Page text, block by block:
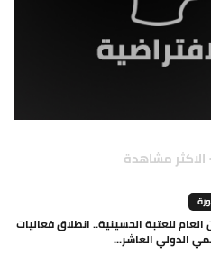
الاكثر مشاهدة
العام للعتبة الحسينية.. انطلاق فعاليات
الدولي العاشر...